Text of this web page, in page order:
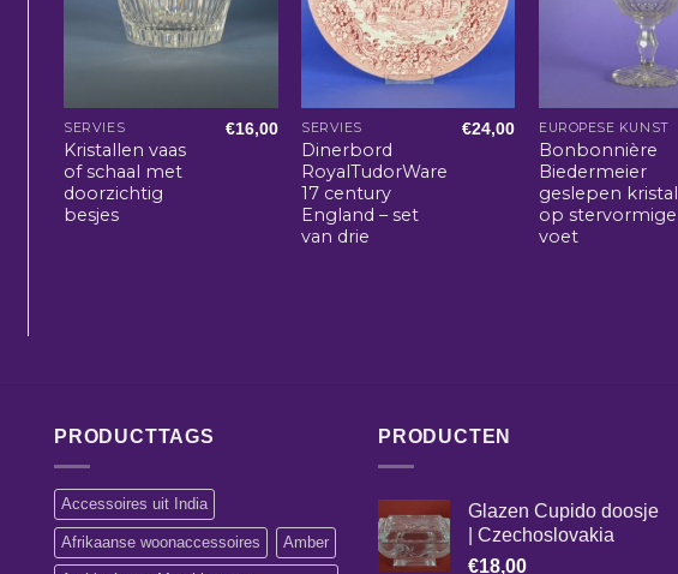
SERVIES
Kristallen vaas
of schaal met
doorzichtig
besjes
€16,00 SERVIES
Dinerbord
RoyalTudorWare
17 century
England – set
van drie
€24,00 EUROPESE KUNST
Bonbonnière
Biedermeier
geslepen kristal
op stervormige
voet
PRODUCTTAGS
Accessoires uit India
Afrikaanse woonaccessoires Amber
PRODUCTEN
Glazen Cupido doosje
| Czechoslovakia
€18,00